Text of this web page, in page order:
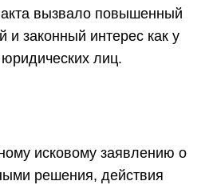
акта вызвало повышенный
и законный интерес как у
лиц.
исковому заявлению о
решения, действия